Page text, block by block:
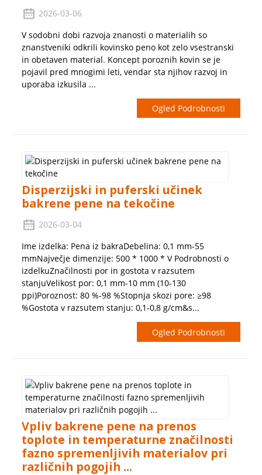
2026-03-06
V sodobni dobi razvoja znanosti o materialih so
znanstveniki odkrili kovinsko peno kot zelo vsestranski
in obetaven material. Koncept poroznih kovin se je
pojavil pred mnogimi leti, vendar sta njihov razvoj in
uporaba izkusila ...
Ogled Podrobnosti
Disperzijski in puferski učinek
bakrene pene na tekočine
2026-03-04
Ime izdelka: Pena iz bakraDebelina: 0,1 mm-55
mmNajvečje dimenzije: 500 * 1000 * V Podrobnosti o
izdelkuZnačilnosti por in gostota v razsutem
stanjuVelikost por: 0,1 mm-10 mm (10-130
ppi)Poroznost: 80 %-98 %Stopnja skozi pore: ≥98
%Gostota v razsutem stanju: 0,1-0,8 g/cm&s...
Ogled Podrobnosti
Vpliv bakrene pene na prenos
toplote in temperaturne značilnosti
fazno spremenljivih materialov pri
različnih pogojih ...